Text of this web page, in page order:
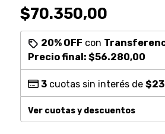
$70.350,00
20% OFF con
Precio final: $56.280,00
3cuotas sin interés de
Ver cuotas y descuentos